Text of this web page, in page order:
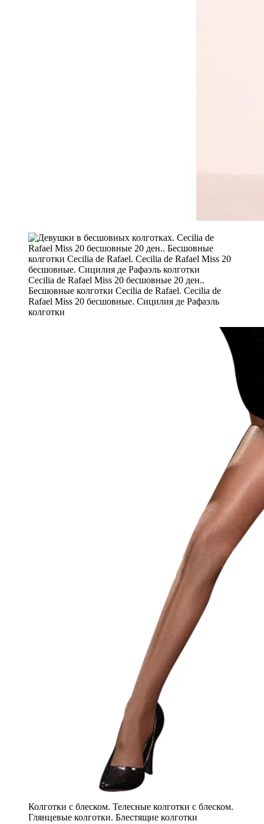
Cecilia de Rafael Miss 20 бесшовные 20 ден..
Бесшовные колготки Cecilia de Rafael. Cecilia de
Rafael Miss 20 бесшовные. Сицилия де Рафаэль
колготки
Колготки с блеском. Телесные колготки с блеском.
Глянцевые колготки. Блестящие колготки